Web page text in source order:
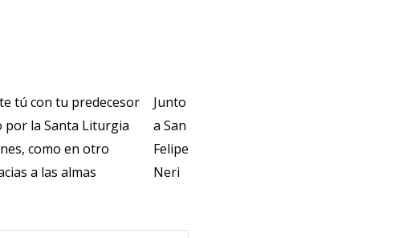
Junto
a San
Felipe
Neri
tú con tu predecesor
por la Santa Liturgia
como en otro
a las almas